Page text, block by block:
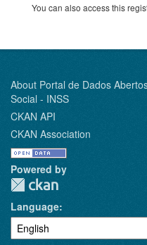
You can also access this
About Portal de Dados
Social - INSS
CKAN API
CKAN Association
Powered by
Language